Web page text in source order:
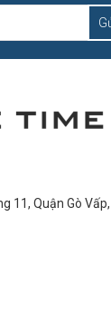
11, Quận Gò Vấp,